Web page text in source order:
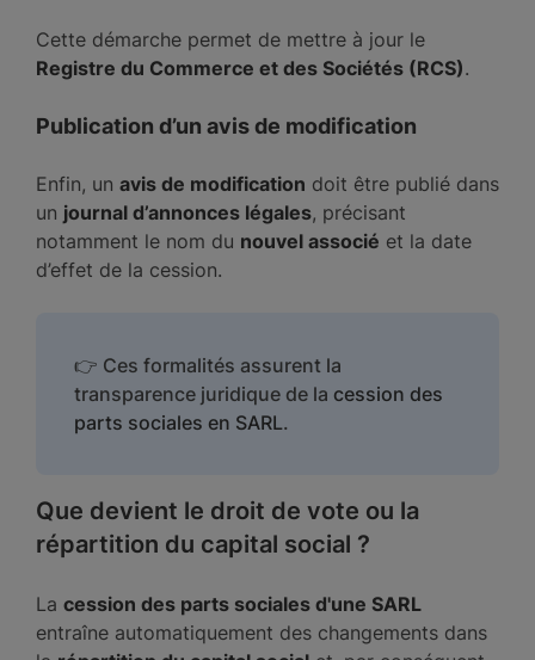
Cette démarche permet de mettre à jour le
Registre du Commerce et des Sociétés (RCS).
Publication d’un avis de modification
Enfin, un avis de modification doit être publié dans
un journal d’annonces légales, précisant
notamment le nom du nouvel associé et la date
d’effet de la cession.
👉 Ces formalités assurent la
transparence juridique de la cession des
parts sociales en SARL.
Que devient le droit de vote ou la
répartition du capital social ?
La cession des parts sociales d'une SARL
entraîne automatiquement des changements dans